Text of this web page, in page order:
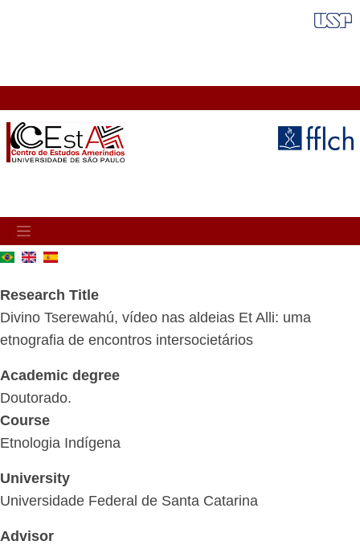
MAIN
NAVIGATION
Research Title
Divino Tserewahú, vídeo nas aldeias Et Alli: uma
etnografia de encontros intersocietários
Academic degree
Doutorado.
Course
Etnologia Indígena
University
Universidade Federal de Santa Catarina
Advisor